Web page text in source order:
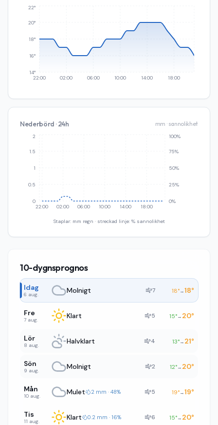
22:00 02:00 06:00 10:00 14:00 18:00
14°
16°
18°
20°
22°
Nederbörd · 24h mm · sannolikhet
22:00 02:00 06:00 10:00 14:00 18:00
0
0.5
1
1.5
2
0%
25%
50%
75%
100%
Staplar: mm regn · streckad linje: % sannolikhet
10-dygnsprognos
Idag
6 aug. Molnigt 7 18°→18°
Fre
7 aug. Klart 5 15°→ 20°
Lör
8 aug. Halvklart 4 13°→ 21°
Sön
9 aug. Molnigt 2 12°→ 20°
Mån
10 aug. Mulet 2 mm · 48% 5 19°→19°
Tis
11 aug. Klart 0.2 mm · 16% 6 15°→ 20°